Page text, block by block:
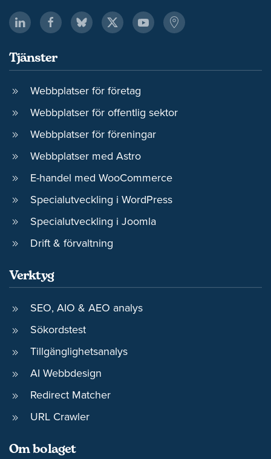
Tjänster
Webbplatser för företag
Webbplatser för offentlig sektor
Webbplatser för föreningar
Webbplatser med Astro
E-handel med WooCommerce
Specialutveckling i WordPress
Specialutveckling i Joomla
Drift & förvaltning
Verktyg
SEO, AIO & AEO analys
Sökordstest
Tillgänglighetsanalys
AI Webbdesign
Redirect Matcher
URL Crawler
Om bolaget